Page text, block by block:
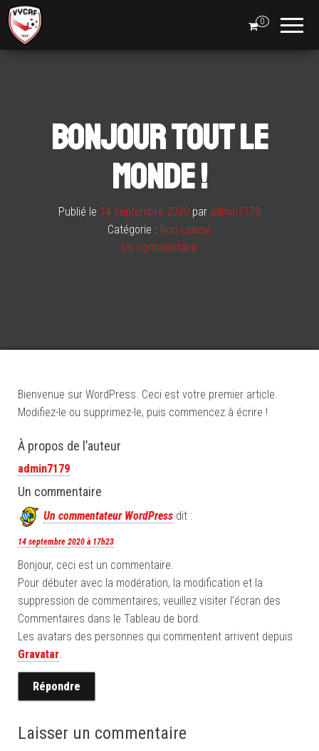
0
Bonjour tout le
monde !
Publié le 14 septembre 2020 par admin7179
Catégorie : Non classé
Un commentaire
Bienvenue sur WordPress. Ceci est votre premier article.
Modifiez-le ou supprimez-le, puis commencez à écrire !
À propos de l’auteur
admin7179
Un commentaire
Un commentateur WordPress dit :
14 septembre 2020 à 17h23
Bonjour, ceci est un commentaire.
Pour débuter avec la modération, la modification et la
suppression de commentaires, veuillez visiter l’écran des
Commentaires dans le Tableau de bord.
Les avatars des personnes qui commentent arrivent depuis
Gravatar.
Répondre
Laisser un commentaire